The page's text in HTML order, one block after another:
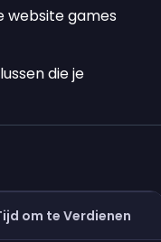
website games
die je
om te Verdienen